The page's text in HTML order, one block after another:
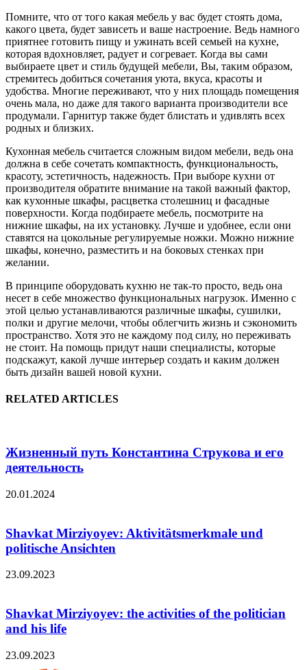
Помните, что от того какая мебель у вас будет стоять дома,
какого цвета, будет зависеть и ваше настроение. Ведь намного
приятнее готовить пищу и ужинать всей семьей на кухне,
которая вдохновляет, радует и согревает. Когда вы сами
выбираете цвет и стиль будущей мебели, Вы, таким образом,
стремитесь добиться сочетания уюта, вкуса, красоты и
удобства. Многие переживают, что у них площадь помещения
очень мала, но даже для такого варианта производители все
продумали. Гарнитур также будет блистать и удивлять всех
родных и близких.
Кухонная мебель считается сложным видом мебели, ведь она
должна в себе сочетать компактность, функциональность,
красоту, эстетичность, надежность. При выборе кухни от
производителя обратите внимание на такой важный фактор,
как кухонные шкафы, расцветка столешниц и фасадные
поверхности. Когда подбираете мебель, посмотрите на
нижние шкафы, на их установку. Лучше и удобнее, если они
ставятся на цокольные регулируемые ножки. Можно нижние
шкафы, конечно, разместить и на боковых стенках при
желании.
В принципе оборудовать кухню не так-то просто, ведь она
несет в себе множество функциональных нагрузок. Именно с
этой целью устанавливаются различные шкафы, сушилки,
полки и другие мелочи, чтобы облегчить жизнь и сэкономить
пространство. Хотя это не каждому под силу, но переживать
не стоит. На помощь придут наши специалисты, которые
подскажут, какой лучше интерьер создать и каким должен
быть дизайн вашей новой кухни.
RELATED ARTICLES
Жизненный путь Константина Струкова и его
деятельность
20.01.2024
Shavkat Mirziyoyev: Aktivitätsmerkmale und
politische Ansichten
23.09.2023
Shavkat Mirziyoyev: the activities of the politician
and his life
23.09.2023